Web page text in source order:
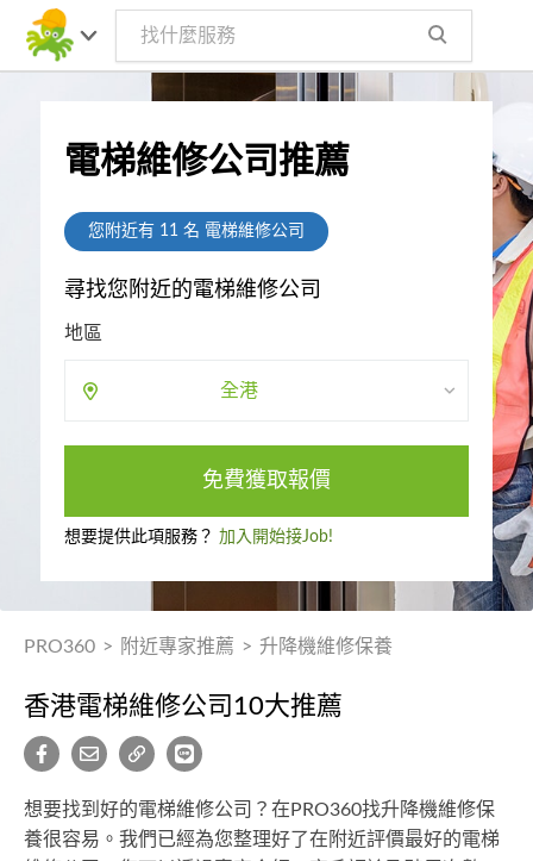
電梯維修公司推薦
您附近有 11名 電梯維修公司
尋找您附近的電梯維修公司
地區
全港
免費獲取報價
想要提供此項服務？ 加入開始接Job!
PRO360 > 附近專家推薦 > 升降機維修保養
香港電梯維修公司10大推薦
想要找到好的電梯維修公司？在PRO360找升降機維修保
養很容易。我們已經為您整理好了在附近評價最好的電梯